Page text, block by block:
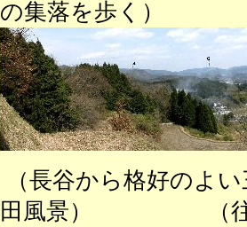
の集落を歩く）
（長谷から格好
田風景） （往路